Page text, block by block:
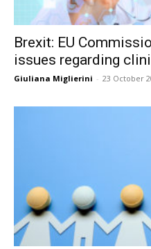
Brexit: EU
issues regarding
Giuliana Miglierini - 23 October